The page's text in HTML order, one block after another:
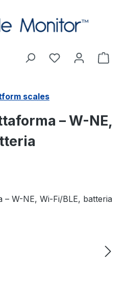
Hai 0 articoliIl
scales
– W-NE,